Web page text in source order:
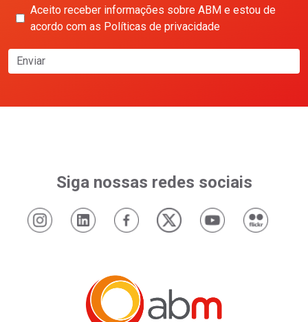
Aceito receber informações sobre ABM e estou de
acordo com as Políticas de privacidade
Enviar
Siga nossas redes sociais